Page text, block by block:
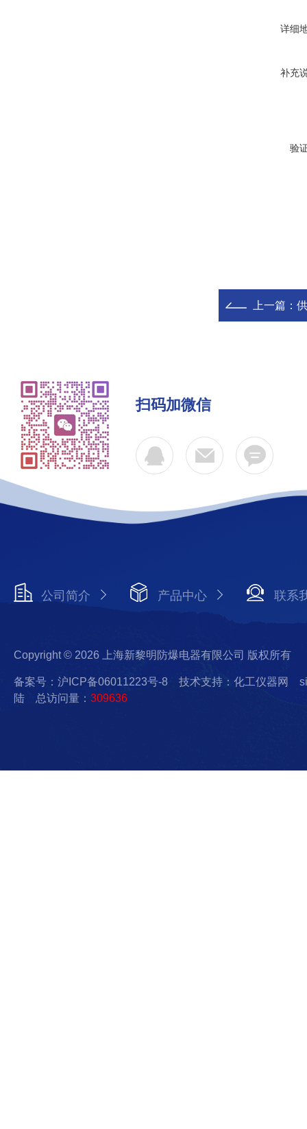
详细
补充
验
上一篇： 供
扫码加微信
公司简介 产品中心 联系
Copyright © 2026 上海新黎明防爆电器有限公司 版权所有
备案号：沪ICP备06011223号-8 技术支持：化工仪器网
陆 总访问量： 309636